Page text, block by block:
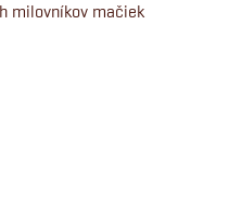
milovníkov mačiek